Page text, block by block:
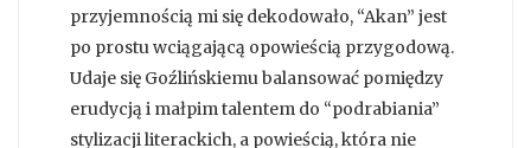
przyjemnością mi się dekodowało, “Akan” jest
po prostu wciągającą opowieścią przygodową.
Udaje się Goźlińskiemu balansować pomiędzy
erudycją i małpim talentem do “podrabiania”
stylizacji literackich, a powieścią, która nie